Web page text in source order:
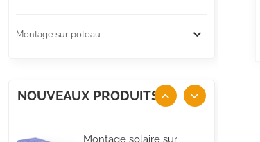
Montage sur poteau
NOUVEAUX PRODUITS
Montage solaire sur